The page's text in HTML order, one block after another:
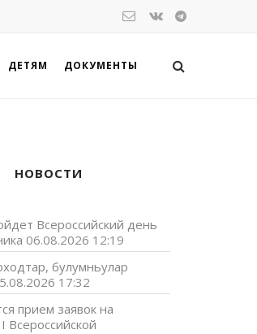
ДЕТЯМ ДОКУМЕНТЫ
НОВОСТИ
Всероссийский день
06.08.2026 12:19
булумньулар
17:32
прием заявок на
Всероссийской